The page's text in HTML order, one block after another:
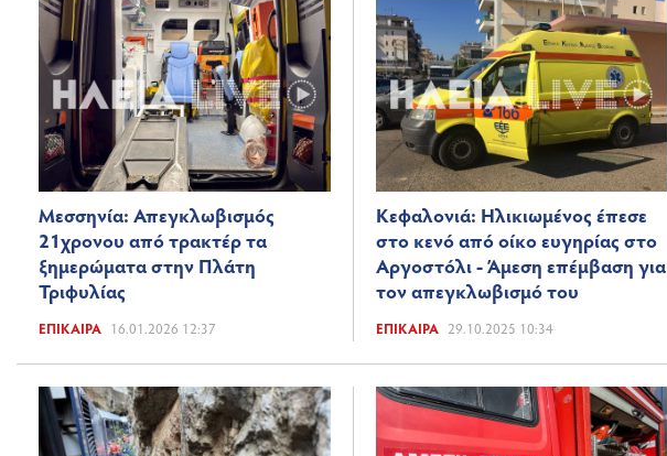
Μεσσηνία: Απεγκλωβισμός
21χρονου από τρακτέρ τα
ξημερώματα στην Πλάτη
Τριφυλίας
ΕΠΊΚΑΙΡΑ 16.01.2026 12:37
Κεφαλονιά: Ηλικιωμένος έπεσε
στο κενό από οίκο ευγηρίας στο
Αργοστόλι - Άμεση επέμβαση για
τον απεγκλωβισμό του
ΕΠΊΚΑΙΡΑ 29.10.2025 10:34